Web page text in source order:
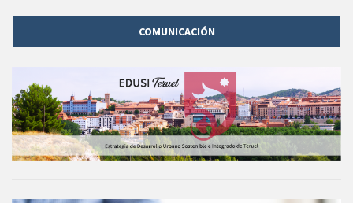
COMUNICACIÓN